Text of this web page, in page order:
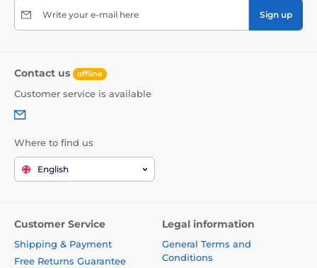
Write your e-mail here Sign up
Contact us offline
Customer service is available
Where to find us
English
Customer Service
Shipping & Payment
Free Returns Guarantee
Legal information
General Terms and
Conditions